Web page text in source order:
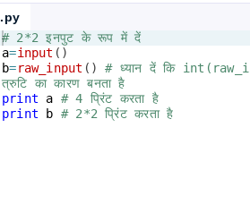
# 2*2 इनपुट के रूप में दें
a=input ( )
b=raw_input ( )
# ध्यान दें कि
त्रुटि का कारण बनता है
print
a # 4 प्रिंट करता है
print
b # 2*2 प्रिंट करता है